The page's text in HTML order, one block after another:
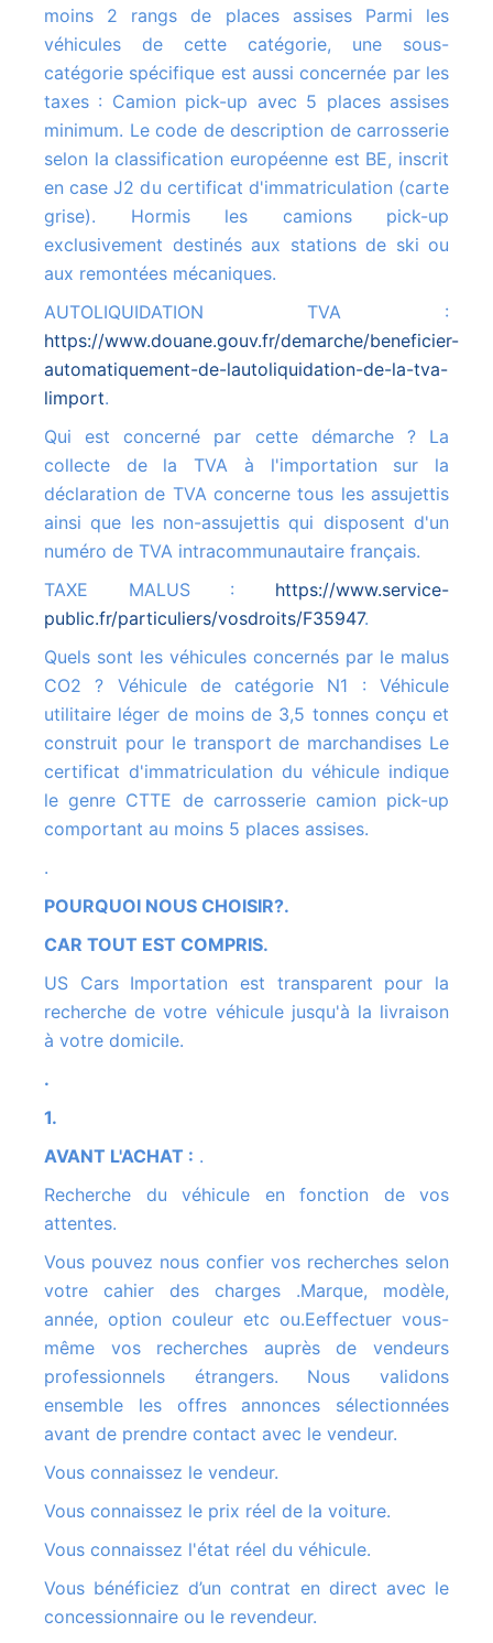
moins 2 rangs de places assises Parmi les
véhicules de cette catégorie, une sous-
catégorie spécifique est aussi concernée par les
taxes : Camion pick-up avec 5 places assises
minimum. Le code de description de carrosserie
selon la classification européenne est BE, inscrit
en case J2 du certificat d'immatriculation (carte
grise). Hormis les camions pick-up
exclusivement destinés aux stations de ski ou
aux remontées mécaniques.
AUTOLIQUIDATION TVA :
https://www.douane.gouv.fr/demarche/beneficier-
automatiquement-de-lautoliquidation-de-la-tva-
limport.
Qui est concerné par cette démarche ? La
collecte de la TVA à l'importation sur la
déclaration de TVA concerne tous les assujettis
ainsi que les non-assujettis qui disposent d'un
numéro de TVA intracommunautaire français.
TAXE MALUS : https://www.service-
public.fr/particuliers/vosdroits/F35947.
Quels sont les véhicules concernés par le malus
CO2 ? Véhicule de catégorie N1 : Véhicule
utilitaire léger de moins de 3,5 tonnes conçu et
construit pour le transport de marchandises Le
certificat d'immatriculation du véhicule indique
le genre CTTE de carrosserie camion pick-up
comportant au moins 5 places assises.
.
POURQUOI NOUS CHOISIR?.
CAR TOUT EST COMPRIS.
US Cars Importation est transparent pour la
recherche de votre véhicule jusqu'à la livraison
à votre domicile.
.
1.
AVANT L'ACHAT : .
Recherche du véhicule en fonction de vos
attentes.
Vous pouvez nous confier vos recherches selon
votre cahier des charges .Marque, modèle,
année, option couleur etc ou.Eeffectuer vous-
même vos recherches auprès de vendeurs
professionnels étrangers. Nous validons
ensemble les offres annonces sélectionnées
avant de prendre contact avec le vendeur.
Vous connaissez le vendeur.
Vous connaissez le prix réel de la voiture.
Vous connaissez l'état réel du véhicule.
Vous bénéficiez d’un contrat en direct avec le
concessionnaire ou le revendeur.